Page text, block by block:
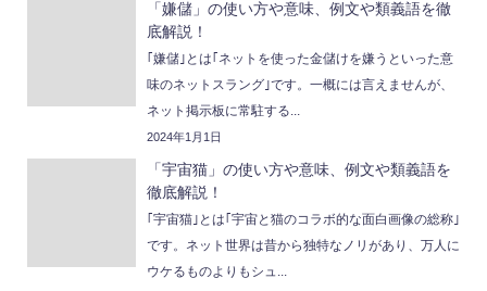
「嫌儲」の使い方や意味、例文や類義語を徹
底解説！
｢嫌儲｣とは｢ネットを使った金儲けを嫌うといった意
味のネットスラング｣です。一概には言えませんが、
ネット掲示板に常駐する...
2024年1月1日
「宇宙猫」の使い方や意味、例文や類義語を
徹底解説！
｢宇宙猫｣とは｢宇宙と猫のコラボ的な面白画像の総称｣
です。ネット世界は昔から独特なノリがあり、万人に
ウケるものよりもシュ...